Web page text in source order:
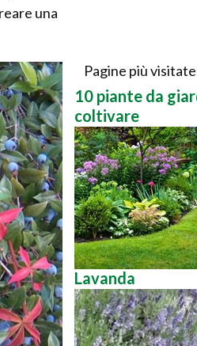
una
Pagine più
10 piante da
coltivare
Lavanda